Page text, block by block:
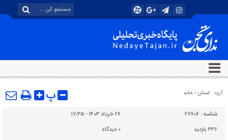
گروه : استان / خانه پ
شناسه : ۲۷۷۰۶
۲۶ خرداد ۱۴۰۳ - ۱۷:۳۵
۴۴۶ بازدید
۰ دیدگاه